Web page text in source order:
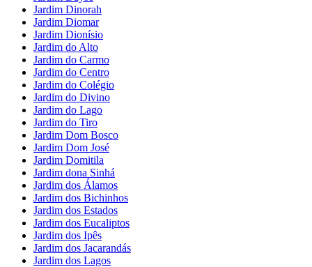
Jardim Dinorah
Jardim Diomar
Jardim Dionísio
Jardim do Alto
Jardim do Carmo
Jardim do Centro
Jardim do Colégio
Jardim do Divino
Jardim do Lago
Jardim do Tiro
Jardim Dom Bosco
Jardim Dom José
Jardim Domitila
Jardim dona Sinhá
Jardim dos Álamos
Jardim dos Bichinhos
Jardim dos Estados
Jardim dos Eucaliptos
Jardim dos Ipês
Jardim dos Jacarandás
Jardim dos Lagos